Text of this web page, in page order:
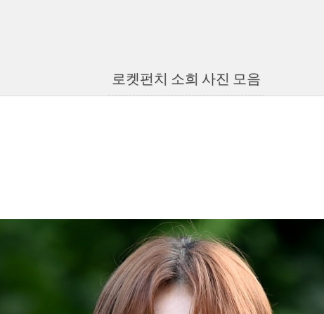
로켓펀치 소희 사진 모음